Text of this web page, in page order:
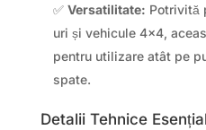
✅ Versatilitate: Potrivită
uri și vehicule 4×4,
pentru utilizare atât pe
spate.
Detalii Tehnice